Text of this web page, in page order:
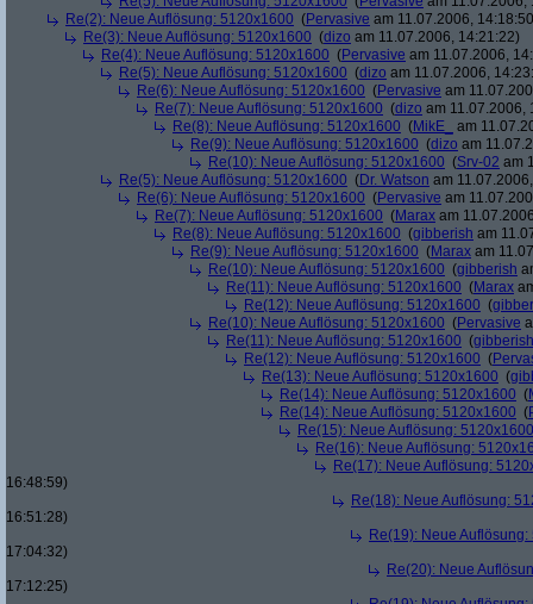
Re(2): Neue Auflösung: 5120x1600 (Pervasive am 11.07.2006,
Re(3): Neue Auflösung: 5120x1600 (dizo am 11.07.2006, 14:21:22)
Re(4): Neue Auflösung: 5120x1600 (Pervasive am 11.07.2006,
Re(5): Neue Auflösung: 5120x1600 (dizo am 11.07.2006,
Re(6): Neue Auflösung: 5120x1600 (Pervasive am
Re(7): Neue Auflösung: 5120x1600 (dizo am 11.07.2006,
Re(8): Neue Auflösung: 5120x1600 (MikE_
am
Re(9): Neue Auflösung: 5120x1600 (dizo am
Re(10): Neue Auflösung: 5120x1600 (Srv-02 am
Re(5): Neue Auflösung: 5120x1600 (Dr. Watson am
Re(6): Neue Auflösung: 5120x1600 (Pervasive am
Re(7): Neue Auflösung: 5120x1600 (Marax am
Re(8): Neue Auflösung: 5120x1600 (gibberish am
Re(9): Neue Auflösung: 5120x1600 (Marax am
Re(10): Neue Auflösung: 5120x1600 (gibberish
Re(11): Neue Auflösung: 5120x1600 (Marax
Re(12): Neue Auflösung: 5120x1600 (
Re(10): Neue Auflösung: 5120x1600 (Pervasive
Re(11): Neue Auflösung: 5120x1600 (gibberish
Re(12): Neue Auflösung: 5120x1600 (
Re(13): Neue Auflösung: 5120x1600 (
Re(14): Neue Auflösung: 5120x1600 (
Re(14): Neue Auflösung: 5120x1600 (
Re(15): Neue Auflösung: 5120x1600
Re(16): Neue Auflösung:
Re(17): Neue Auflösung:
16:48:59)
Re(18): Neue Auflösung:
16:51:28)
Re(19): Neue
17:04:32)
Re(20): Neue
17:12:25)